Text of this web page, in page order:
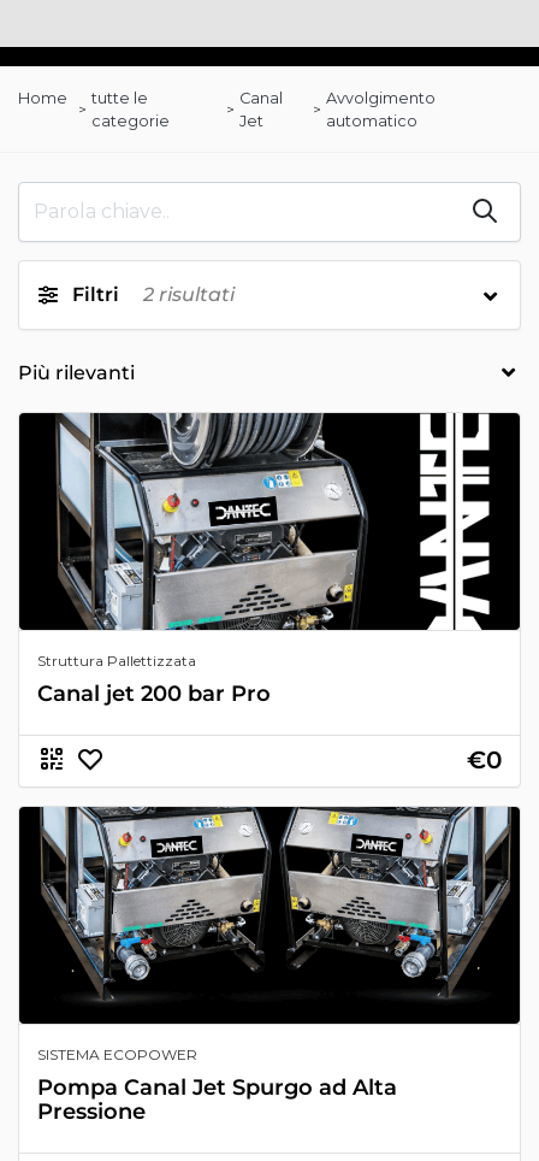
Home
tutte le
categorie
Canal
Jet
Avvolgimento
automatico
Filtri 2 risultati
Struttura Pallettizzata
Canal jet 200 bar Pro
€0
SISTEMA ECOPOWER
Pompa Canal Jet Spurgo ad Alta
Pressione